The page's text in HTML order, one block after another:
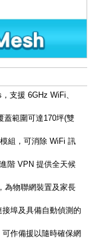
支援 6GHz WiFi、
蓋範圍可達170坪(雙
組，可消除 WiFi 訊
階 VPN 提供全天候
為物聯網裝置及家長
埠及具備自動偵測的
作備援以隨時確保網